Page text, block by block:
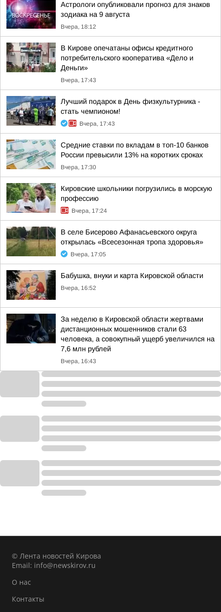
Астрологи опубликовали прогноз для знаков
зодиака на 9 августа
Вчера, 18:12
В Кирове опечатаны офисы кредитного
потребительского кооператива «Дело и
Деньги»
Вчера, 17:43
Лучший подарок в День физкультурника -
стать чемпионом!
Вчера, 17:43
Средние ставки по вкладам в топ-10 банков
России превысили 13% на коротких сроках
Вчера, 17:30
Кировские школьники погрузились в морскую
профессию
Вчера, 17:24
В селе Бисерово Афанасьевского округа
открылась «Всесезонная тропа здоровья»
Вчера, 17:05
Бабушка, внуки и карта Кировской области
Вчера, 16:52
За неделю в Кировской области жертвами
дистанционных мошенников стали 63
человека, а совокупный ущерб увеличился на
7,6 млн рублей
Вчера, 16:43
© Лента новостей Кирова
Email: info@newskirov.ru
О нас
Контакты